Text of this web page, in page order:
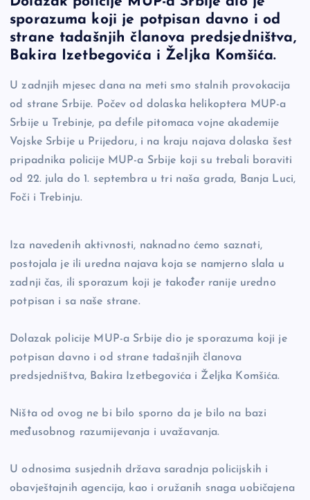
c
e
b
o
o
k
p
y
Li
k
se
n
g
er
er ar
e
sporazuma koji je potpisan davno i od
strane tadašnjih članova predsjedništva,
Bakira Izetbegovića i Željka Komšića.
U zadnjih mjesec dana na meti smo stalnih provokacija
od strane Srbije. Počev od dolaska helikoptera MUP-a
Srbije u Trebinje, pa defile pitomaca vojne akademije
Vojske Srbije u Prijedoru, i na kraju najava dolaska šest
pripadnika policije MUP-a Srbije koji su trebali boraviti
od 22. jula do 1. septembra u tri naša grada, Banja Luci,
Foči i Trebinju.
Iza navedenih aktivnosti, naknadno ćemo saznati,
postojala je ili uredna najava koja se namjerno slala u
zadnji čas, ili sporazum koji je također ranije uredno
potpisan i sa naše strane.
Dolazak policije MUP-a Srbije dio je sporazuma koji je
potpisan davno i od strane tadašnjih članova
predsjedništva, Bakira Izetbegovića i Željka Komšića.
Ništa od ovog ne bi bilo sporno da je bilo na bazi
međusobnog razumijevanja i uvažavanja.
U odnosima susjednih država saradnja policijskih i
obavještajnih agencija, kao i oružanih snaga uobičajena